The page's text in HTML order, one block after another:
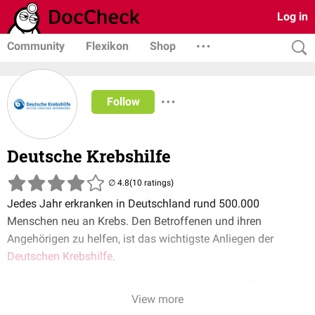
Log in
Community Flexikon Shop
Follow
Deutsche Krebshilfe
(10 ratings)
Jedes Jahr erkranken in Deutschland rund 500.000
Menschen neu an Krebs. Den Betroffenen und ihren
Angehörigen zu helfen, ist das wichtigste Anliegen der
Deutschen Krebshilfe.
gemeinnützige Organisation Projekte zur Verbesserung der
View more